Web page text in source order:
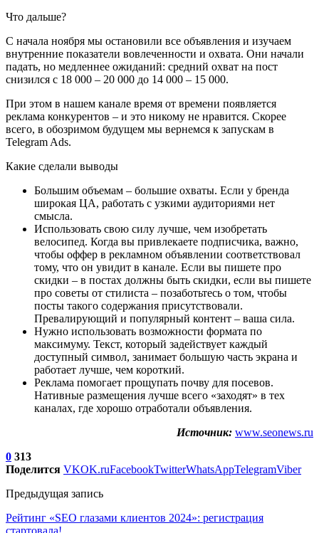
Что дальше?
С начала ноября мы остановили все объявления и изучаем
внутренние показатели вовлеченности и охвата. Они начали
падать, но медленнее ожиданий: средний охват на пост
снизился с 18 000 – 20 000 до 14 000 – 15 000.
При этом в нашем канале время от времени появляется
реклама конкурентов – и это никому не нравится. Скорее
всего, в обозримом будущем мы вернемся к запускам в
Telegram Ads.
Какие сделали выводы
Большим объемам – большие охваты. Если у бренда
широкая ЦА, работать с узкими аудиториями нет
смысла.
Использовать свою силу лучше, чем изобретать
велосипед. Когда вы привлекаете подписчика, важно,
чтобы оффер в рекламном объявлении соответствовал
тому, что он увидит в канале. Если вы пишете про
скидки – в постах должны быть скидки, если вы пишете
про советы от стилиста – позаботьтесь о том, чтобы
посты такого содержания присутствовали.
Превалирующий и популярный контент – ваша сила.
Нужно использовать возможности формата по
максимуму. Текст, который задействует каждый
доступный символ, занимает большую часть экрана и
работает лучше, чем короткий.
Реклама помогает прощупать почву для посевов.
Нативные размещения лучше всего «заходят» в тех
каналах, где хорошо отработали объявления.
Источник: www.seonews.ru
0 313
Поделится VKOK.ruFacebookTwitterWhatsAppTelegramViber
Предыдущая запись
Рейтинг «SEO глазами клиентов 2024»: регистрация
стартовала!